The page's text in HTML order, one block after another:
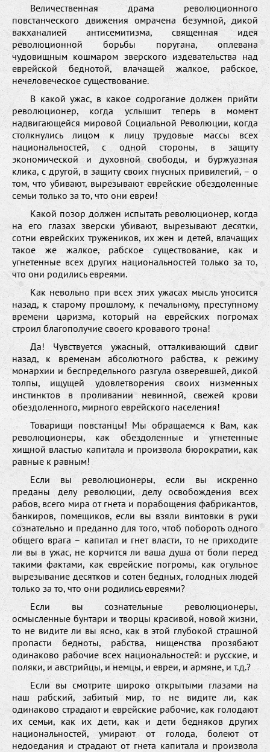
Величественная драма революционного
повстанческого движения омрачена безумной, дикой
вакханалией антисемитизма, священная идея
революционной борьбы поругана, оплевана
чудовищным кошмаром зверского издевательства над
еврейской беднотой, влачащей жалкое, рабское,
нечеловеческое существование.
В какой ужас, в какое содрогание должен прийти
революционер, когда услышит теперь в момент
надвигающейся мировой Социальной Революции, когда
столкнулись лицом к лицу трудовые массы всех
национальностей, с одной стороны, в защиту
экономической и духовной свободы, и буржуазная
клика, с другой, в защиту своих гнусных привилегий, – о
том, что убивают, вырезывают еврейские обездоленные
семьи только за то, что они евреи!
Какой позор должен испытать революционер, когда
на его глазах зверски убивают, вырезывают десятки,
сотни еврейских тружеников, их жен и детей, влачащих
такое же жалкое, рабское существование, как и
угнетенные всех других национальностей только за то,
что они родились евреями.
Как невольно при всех этих ужасах мысль уносится
назад, к старому прошлому, к печальному, преступному
времени царизма, который на еврейских погромах
строил благополучие своего кровавого трона!
Да! Чувствуется ужасный, отталкивающий сдвиг
назад, к временам абсолютного рабства, к режиму
монархии и беспредельного разгула озверевшей, дикой
толпы, ищущей удовлетворения своих низменных
инстинктов в проливании невинной, свежей крови
обездоленного, мирного еврейского населения!
Товарищи повстанцы! Мы обращаемся к Вам, как
революционеры, как обездоленные и угнетенные
хищной властью капитала и произвола бюрократии, как
равные к равным!
Если вы революционеры, если вы искренно
преданы делу революции, делу освобождения всех
рабов, всего мира от гнета и порабощения фабрикантов,
банкиров, помещиков, если вы взяли винтовки в руки
сознательно и преданно для того, чтоб побороть одного
общего врага – капитал и гнет власти, то не приходите
ли вы в ужас, не корчится ли ваша душа от боли перед
такими фактами, как еврейские погромы, как огульное
вырезывание десятков и сотен бедных, голодных людей
только за то, что они родились евреями?
Если вы сознательные революционеры,
осмысленные бунтари и творцы красивой, новой жизни,
то не видите ли вы ясно, как в этой глубокой страшной
пропасти бедноты, рабства, нищенства прозябают
одинаково рабочие всех национальностей: и русские, и
поляки, и австрийцы, и немцы, и евреи, и армяне, и т.д.?
Если вы смотрите широко открытыми глазами на
наш рабский, забитый мир, то не видите ли, как
одинаково страдают и еврейские рабочие, как голодают
их семьи, как их дети, как и дети бедняков других
национальностей, умирают от голода, болеют от
недоедания и страдают от гнета капитала и произвола